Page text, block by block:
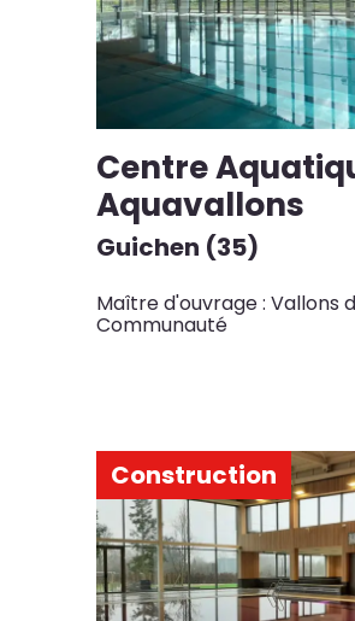
Centre
Aquavallons
Guichen (35)
Maître d'ouvrage : Vallons
Communauté
Construction